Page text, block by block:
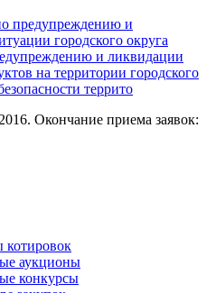
предупреждению и
городского округа
и ликвидации
на территории городского
террито
Окончание приема заявок:
котировок
аукционы
конкурсы